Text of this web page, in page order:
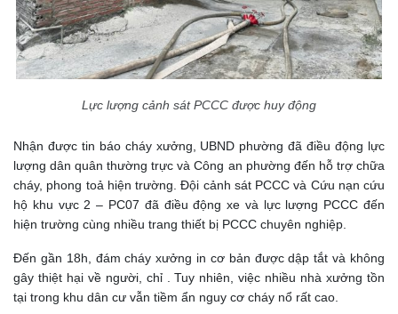
Lực lượng cảnh sát PCCC được huy động
Nhận được tin báo cháy xưởng, UBND phường đã điều động lực
lượng dân quân thường trực và Công an phường đến hỗ trợ chữa
cháy, phong toả hiện trường. Đội cảnh sát PCCC và Cứu nạn cứu
hộ khu vực 2 – PC07 đã điều động xe và lực lượng PCCC đến
hiện trường cùng nhiều trang thiết bị PCCC chuyên nghiệp.
Đến gần 18h, đám cháy xưởng in cơ bản được dập tắt và không
gây thiệt hại về người, chỉ . Tuy nhiên, việc nhiều nhà xưởng tồn
tại trong khu dân cư vẫn tiềm ẩn nguy cơ cháy nổ rất cao.